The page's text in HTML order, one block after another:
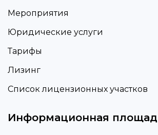
Мероприятия
Юридические услуги
Тарифы
Лизинг
Список лицензионных участков
Информационная